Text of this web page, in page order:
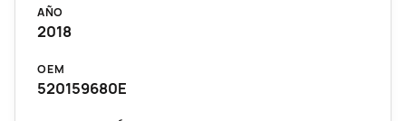
AÑO
2018
OEM
520159680E